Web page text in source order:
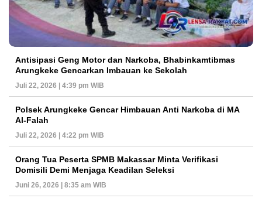
Antisipasi Geng Motor dan Narkoba, Bhabinkamtibmas
Arungkeke Gencarkan Imbauan ke Sekolah
Juli 22, 2026 | 4:39 pm WIB
Polsek Arungkeke Gencar Himbauan Anti Narkoba di MA
Al-Falah
Juli 22, 2026 | 4:22 pm WIB
Orang Tua Peserta SPMB Makassar Minta Verifikasi
Domisili Demi Menjaga Keadilan Seleksi
Juni 26, 2026 | 8:35 am WIB